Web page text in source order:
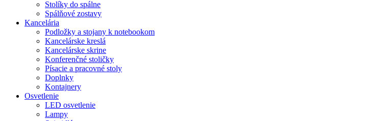
Stolíky do spálne
Spálňové zostavy
Kancelária
Podložky a stojany k notebookom
Kancelárske kreslá
Kancelárske skrine
Konferenčné stoličky
Písacie a pracovné stoly
Doplnky
Kontajnery
Osvetlenie
LED osvetlenie
Lampy